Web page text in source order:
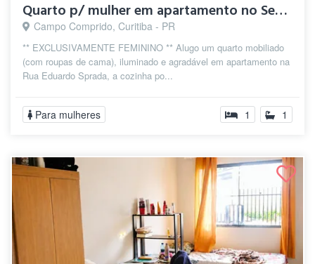
Quarto p/ mulher em apartamento no Semin...
Campo Comprido, Curitiba - PR
** EXCLUSIVAMENTE FEMININO ** Alugo um quarto mobiliado
(com roupas de cama), iluminado e agradável em apartamento na
Rua Eduardo Sprada, a cozinha po...
Para mulheres 1 1